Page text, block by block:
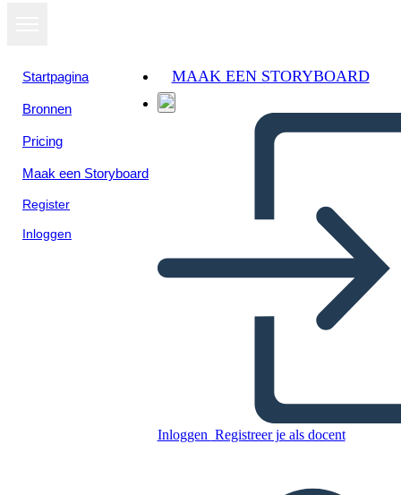
Startpagina
Bronnen
Pricing
Maak een Storyboard
Register
Inloggen
MAAK EEN STORYBOARD
Inloggen Registreer je als docent
Bekijk als
diavoorstelling